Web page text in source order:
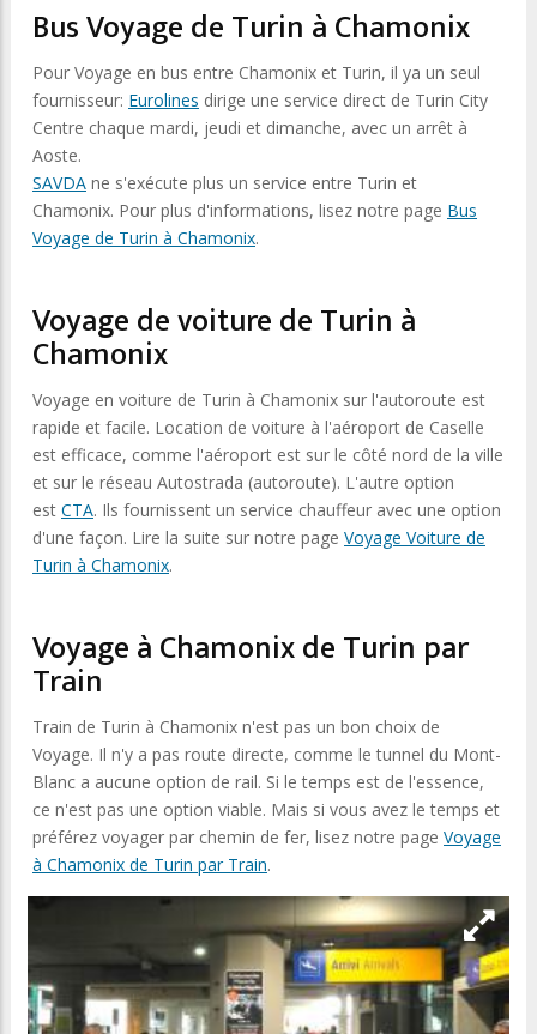
Bus Voyage de Turin à Chamonix
Pour Voyage en bus entre Chamonix et Turin, il ya un seul
fournisseur: Eurolines dirige une service direct de Turin City
Centre chaque mardi, jeudi et dimanche, avec un arrêt à
Aoste.
SAVDA ne s'exécute plus un service entre Turin et
Chamonix. Pour plus d'informations, lisez notre page Bus
Voyage de Turin à Chamonix.
Voyage de voiture de Turin à
Chamonix
Voyage en voiture de Turin à Chamonix sur l'autoroute est
rapide et facile. Location de voiture à l'aéroport de Caselle
est efficace, comme l'aéroport est sur le côté nord de la ville
et sur ​​le réseau Autostrada (autoroute). L'autre option
est CTA. Ils fournissent un service chauffeur avec une option
d'une façon. Lire la suite sur notre page Voyage Voiture de
Turin à Chamonix.
Voyage à Chamonix de Turin par
Train
Train de Turin à Chamonix n'est pas un bon choix de
Voyage. Il n'y a pas route directe, comme le tunnel du Mont-
Blanc a aucune option de rail. Si le temps est de l'essence,
ce n'est pas une option viable. Mais si vous avez le temps et
préférez voyager par chemin de fer, lisez notre page Voyage
à Chamonix de Turin par Train.